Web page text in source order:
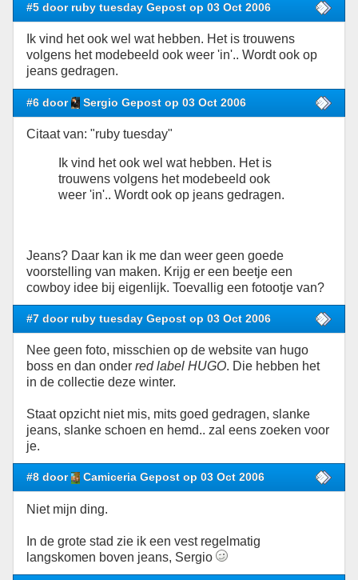
#5 door ruby tuesday Gepost op 03 Oct 2006
Ik vind het ook wel wat hebben. Het is trouwens
volgens het modebeeld ook weer 'in'.. Wordt ook op
jeans gedragen.
#6 door Sergio Gepost op 03 Oct 2006
Citaat van: "ruby tuesday"
Ik vind het ook wel wat hebben. Het is
trouwens volgens het modebeeld ook
weer 'in'.. Wordt ook op jeans gedragen.
Jeans? Daar kan ik me dan weer geen goede
voorstelling van maken. Krijg er een beetje een
cowboy idee bij eigenlijk. Toevallig een fotootje van?
#7 door ruby tuesday Gepost op 03 Oct 2006
Nee geen foto, misschien op de website van hugo
boss en dan onder red label HUGO. Die hebben het
in de collectie deze winter.
Staat opzicht niet mis, mits goed gedragen, slanke
jeans, slanke schoen en hemd.. zal eens zoeken voor
je.
#8 door Camiceria Gepost op 03 Oct 2006
Niet mijn ding.
In de grote stad zie ik een vest regelmatig
langskomen boven jeans, Sergio